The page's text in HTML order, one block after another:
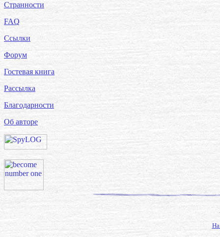
Странности
FAQ
Ссылки
Форум
Гостевая книга
Рассылка
Благодарности
Об авторе